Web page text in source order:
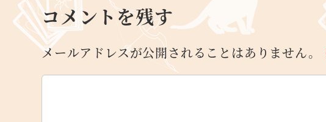
コメントを残す
メールアドレスが公開されることはありません。